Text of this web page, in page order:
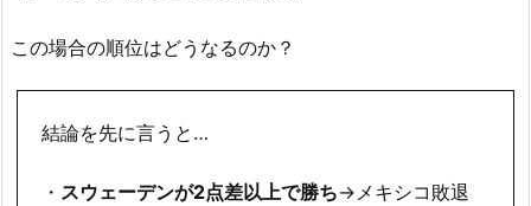
この場合の順位はどうなるのか？
結論を先に言うと…
・ スウェーデンが2点差以上で勝ち→メキシコ敗退